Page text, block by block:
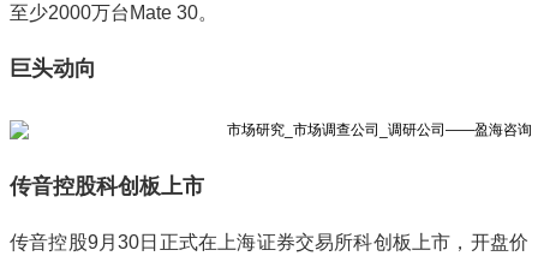
至少2000万台Mate 30。
巨头动向
传音控股科创板上市
传音控股9月30日正式在上海证券交易所科创板上市，开盘价